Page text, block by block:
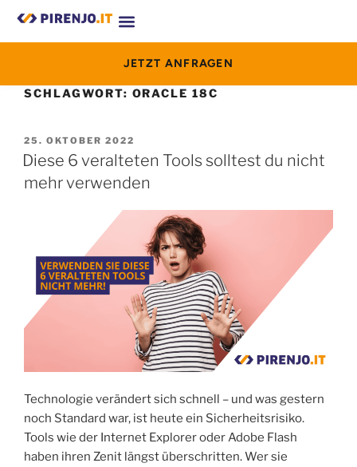
JETZT ANFRAGEN
SCHLAGWORT: ORACLE 18C
25. OKTOBER 2022
Diese 6 veralteten Tools solltest du nicht
mehr verwenden
Technologie verändert sich schnell – und was gestern
noch Standard war, ist heute ein Sicherheitsrisiko.
Tools wie der Internet Explorer oder Adobe Flash
haben ihren Zenit längst überschritten. Wer sie